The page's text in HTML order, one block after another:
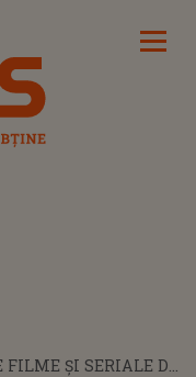
FILME ȘI SERIALE DE